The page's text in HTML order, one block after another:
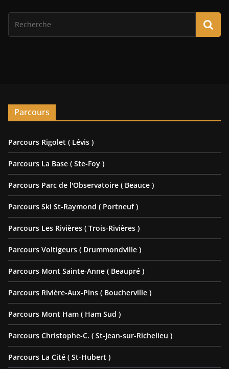
Parcours
Parcours Rigolet ( Lévis )
Parcours La Base ( Ste-Foy )
Parcours Parc de l'Observatoire ( Beauce )
Parcours Ski St-Raymond ( Portneuf )
Parcours Les Rivières ( Trois-Rivières )
Parcours Voltigeurs ( Drummondville )
Parcours Mont Sainte-Anne ( Beaupré )
Parcours Rivière-Aux-Pins ( Boucherville )
Parcours Mont Ham ( Ham Sud )
Parcours Christophe-C. ( St-Jean-sur-Richelieu )
Parcours La Cité ( St-Hubert )